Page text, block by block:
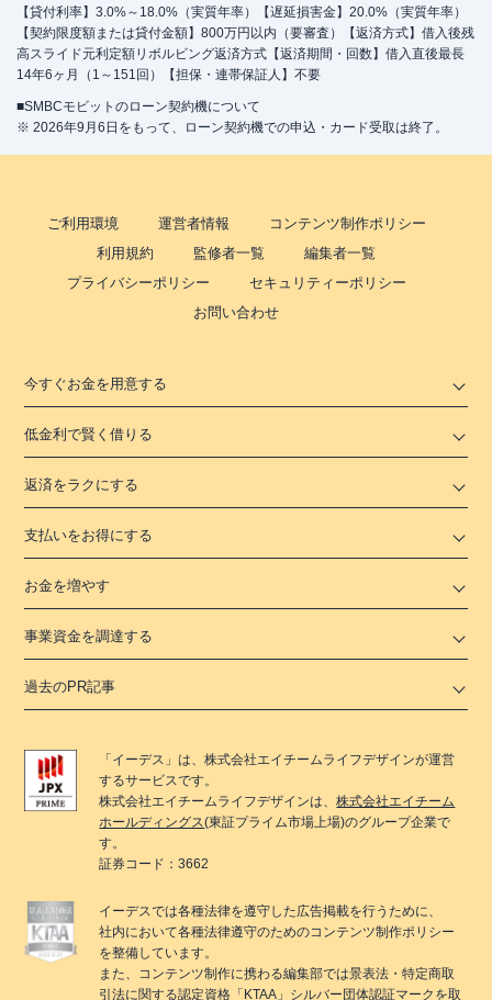
【貸付利率】3.0%～18.0%（実質年率）【遅延損害金】20.0%（実質年率）
【契約限度額または貸付金額】800万円以内（要審査）【返済方式】借入後残
高スライド元利定額リボルビング返済方式【返済期間・回数】借入直後最長
14年6ヶ月（1～151回）【担保・連帯保証人】不要
■SMBCモビットのローン契約機について
※ 2026年9月6日をもって、ローン契約機での申込・カード受取は終了。
ご利用環境 運営者情報
コンテンツ制作ポリシー
利用規約
監修者一覧
編集者一覧
プライバシーポリシー
セキュリティーポリシー
お問い合わせ
今すぐお金を用意する
低金利で賢く借りる
返済をラクにする
支払いをお得にする
お金を増やす
事業資金を調達する
過去のPR記事
「 イーデス 」は、株式会社エイチームライフデザインが運営
するサービスです。
株式会社エイチームライフデザインは、株式会社エイチーム
ホールディングス(東証プライム市場上場)のグループ企業で
す。
証券コード：3662
イーデスでは各種法律を遵守した広告掲載を行うために、
社内において各種法律遵守のためのコンテンツ制作ポリシー
を整備しています。
また、コンテンツ制作に携わる編集部では景表法・特定商取
引法に関する認定資格「KTAA」 シルバー団体認証マークを取